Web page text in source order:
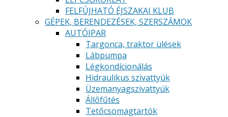
FELFÚJHATÓ ÉJSZAKAI KLUB
GÉPEK, BERENDEZÉSEK, SZERSZÁMOK
AUTÓIPAR
Targonca, traktor ülések
Lábpumpa
Légkondícionálás
Hidraulikus szivattyúk
Üzemanyagszivattyúk
Állőfűtés
Tetőcsomagtartók